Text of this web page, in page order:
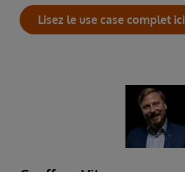
Lisez le use case complet ici